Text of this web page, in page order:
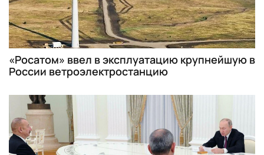
«Росатом» ввел в эксплуатацию крупнейшую в
России ветроэлектростанцию